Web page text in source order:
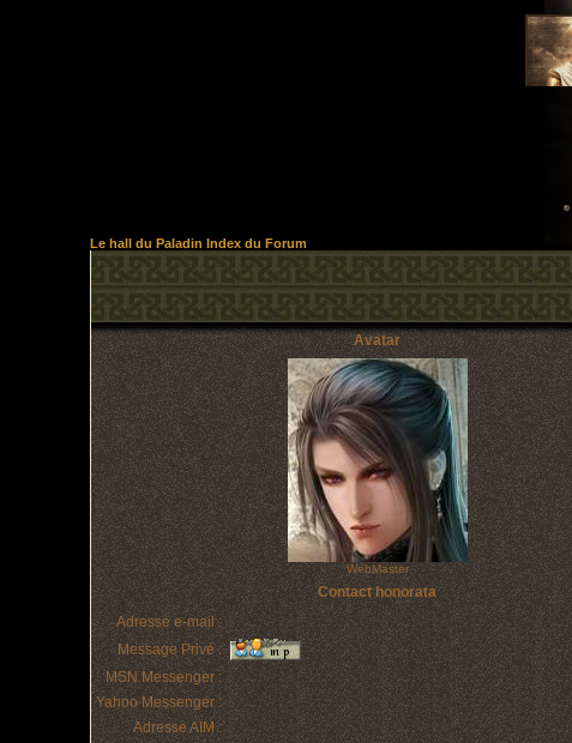
Le hall du Paladin Index du Forum
Avatar
WebMaster
Contact honorata
Adresse e-mail :
Message Privé :
MSN Messenger :
Yahoo Messenger :
Adresse AIM :